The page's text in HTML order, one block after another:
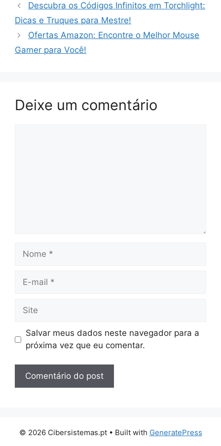
Descubra os Códigos Infinitos em Torchlight:
Dicas e Truques para Mestre!
Ofertas Amazon: Encontre o Melhor Mouse
Gamer para Você!
Deixe um comentário
Nome
Site
Salvar meus dados neste navegador para a
próxima vez que eu comentar.
© 2026 Cibersistemas.pt• Built with GeneratePress